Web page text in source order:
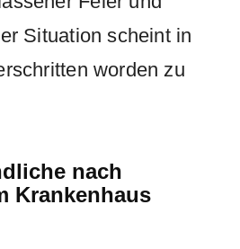
Situation scheint in
worden zu
nach
Krankenhaus